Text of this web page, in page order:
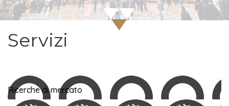
Servizi
Ricerche di mercato